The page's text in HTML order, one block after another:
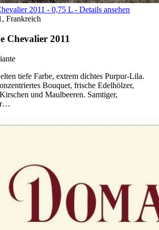
2011 - 0,75 L - Details ansehen
Frankreich
Chevalier 2011
tiefe Farbe, extrem dichtes Purpur-Lila.
Bouquet, frische Edelhölzer,
und Maulbeeren. Samtiger,